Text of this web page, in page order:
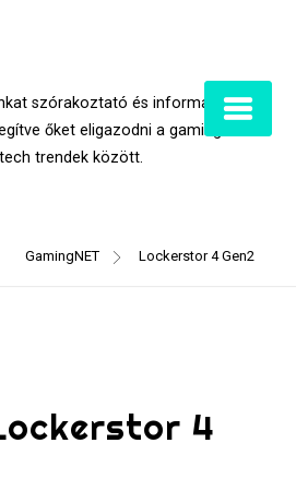
szórakoztató és informatív
őket eligazodni a gaming
trendek között.
GamingNET Lockerstor 4 Gen2
4